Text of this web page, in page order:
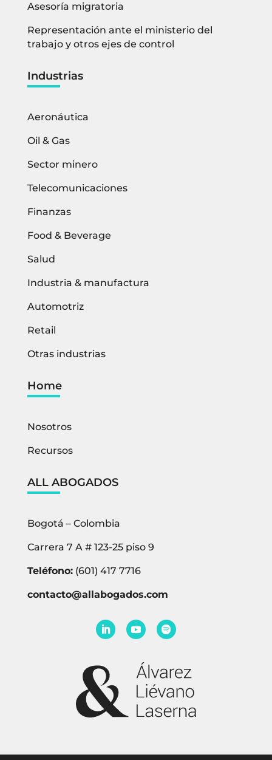
Asesoría migratoria
Representación ante el ministerio del
trabajo y otros ejes de control
Industrias
Aeronáutica
Oil & Gas
Sector minero
Telecomunicaciones
Finanzas
Food & Beverage
Salud
Industria & manufactura
Automotriz
Retail
Otras industrias
Home
Nosotros
Recursos
ALL ABOGADOS
Bogotá – Colombia
Carrera 7 A # 123-25 piso 9
Teléfono:(601) 417 7716
contacto@allabogados.com